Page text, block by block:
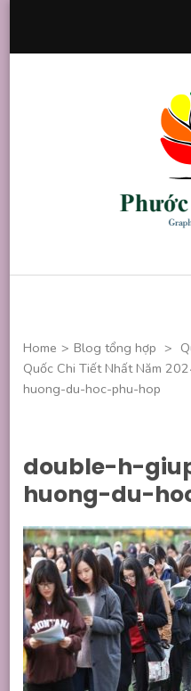
Home > Blog tổng hợp >
Quốc Chi Tiết Nhất Năm
huong-du-hoc-phu-hop
double-h-
huong-du-